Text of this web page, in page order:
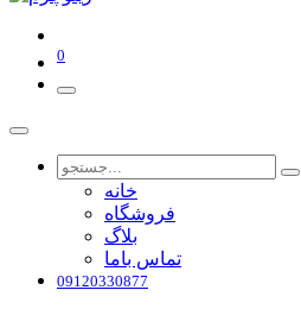
0
خانه
فروشگاه
بلاگ
تماس باما
09120330877